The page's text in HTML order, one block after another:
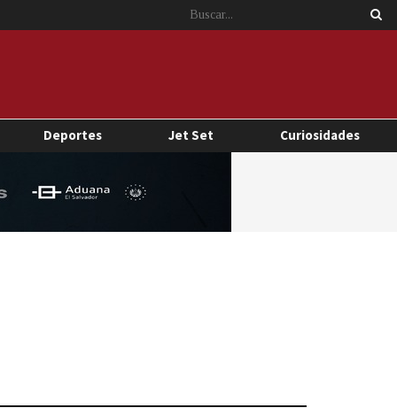
Deportes Jet Set Curiosidades